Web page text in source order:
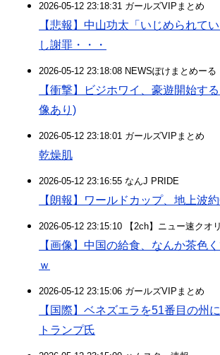
2026-05-12 23:18:31 ガールズVIPまとめ
【悲報】中山功太「いじめられて
し謝罪・・・
2026-05-12 23:18:08 NEWSぽけまとめーる
【衝撃】ビジホワイ、豪遊開始す
像あり)
2026-05-12 23:18:01 ガールズVIPまとめ
乾燥肌
2026-05-12 23:16:55 なんJ PRIDE
【朗報】ワールドカップ、地上波
2026-05-12 23:15:10 【2ch】ニュー速クオ
【画像】中国の給食、なんか茶色
ｗ
2026-05-12 23:15:06 ガールズVIPまとめ
【国際】ベネズエラを51番目の州
トランプ氏